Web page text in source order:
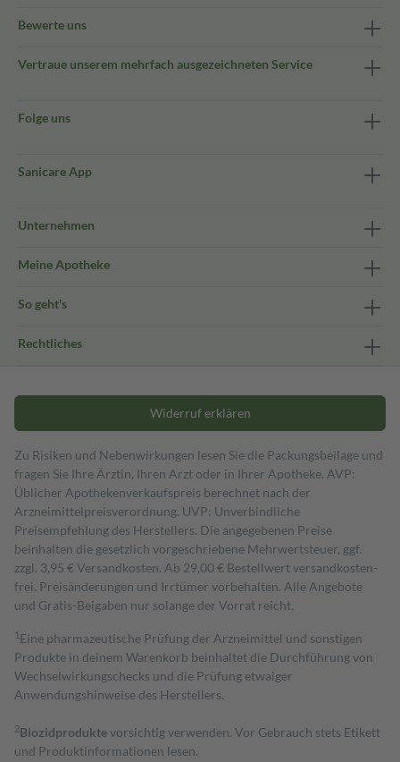
Bewerte uns
Vertraue unserem mehrfach ausgezeichneten Service
Folge uns
Sanicare App
Unternehmen
Meine Apotheke
So geht's
Rechtliches
Widerruf erklären
Zu Risiken und Nebenwirkungen lesen Sie die Packungsbeilage und
fragen Sie Ihre Ärztin, Ihren Arzt oder in Ihrer Apotheke. AVP:
Üblicher Apothekenverkaufspreis berechnet nach der
Arzneimittelpreisverordnung. UVP: Unverbindliche
Preisempfehlung des Herstellers. Die angegebenen Preise
beinhalten die gesetzlich vorgeschriebene Mehrwertsteuer, ggf.
zzgl. 3,95 € Versandkosten. Ab 29,00 € Bestell­wert versand­kosten­
frei. Preisänderungen und Irrtümer vorbehalten. Alle Angebote
und Gratis-Beigaben nur solange der Vorrat reicht.
1 Eine pharmazeutische Prüfung der Arzneimittel und sonstigen
Produkte in deinem Warenkorb beinhaltet die Durchführung von
Wechselwirkungschecks und die Prüfung etwaiger
Anwendungshinweise des Herstellers.
2Biozidproduktevorsichtig verwenden. Vor Gebrauch stets Etikett
und Produktinformationen lesen.